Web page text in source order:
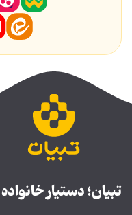
تبیان؛ دستیار خانواده